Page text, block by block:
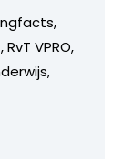
VPRO,